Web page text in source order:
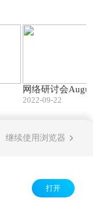
网络研讨会
2022-09-22
继续使用浏览器
打开